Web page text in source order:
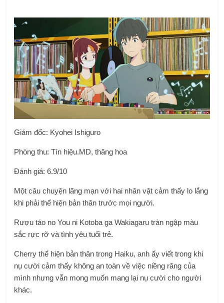
Giám đốc: Kyohei Ishiguro
Phòng thu:Tín hiệu.MD,thăng hoa
Đánh giá: 6.9/10
Một câu chuyện lãng mạn với hai nhân vật cảm thấy lo lắng
khi phải thể hiện bản thân trước mọi người.
Rượu táo no You ni Kotoba ga Wakiagarutràn ngập màu
sắc rực rỡ và tình yêu tuổi trẻ.
Cherry thể hiện bản thân trong Haiku, anh ấy viết trong khi
nụ cười cảm thấy không an toàn về việc niềng răng của
mình nhưng vẫn mong muốn mang lại nụ cười cho người
khác.